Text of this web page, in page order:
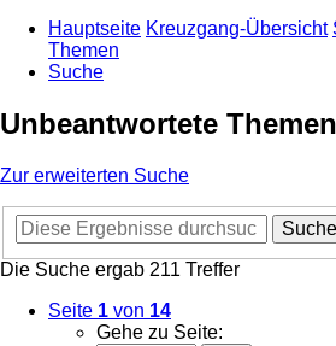
Hauptseite Kreuzgang-Übersicht
Themen
Suche
Unbeantwortete Themen
Zur erweiterten Suche
Suche
Die Suche ergab 211 Treffer
Seite 1 von 14
Gehe zu Seite: